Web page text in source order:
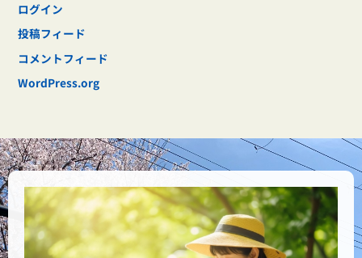
ログイン
投稿フィード
コメントフィード
WordPress.org